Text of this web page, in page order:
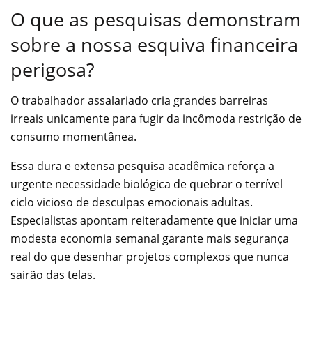
O que as pesquisas demonstram
sobre a nossa esquiva financeira
perigosa?
O trabalhador assalariado cria grandes barreiras
irreais unicamente para fugir da incômoda restrição de
consumo momentânea.
Essa dura e extensa pesquisa acadêmica reforça a
urgente necessidade biológica de quebrar o terrível
ciclo vicioso de desculpas emocionais adultas.
Especialistas apontam reiteradamente que iniciar uma
modesta economia semanal garante mais segurança
real do que desenhar projetos complexos que nunca
sairão das telas.